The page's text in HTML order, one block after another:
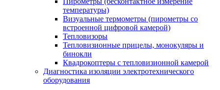
температуры)
Визуальные термометры (пирометры со
встроенной цифровой камерой)
Тепловизоры
Тепловизионные прицелы, монокуляры и
бинокли
Квадрокоптеры с тепловизионной камерой
Диагностика изоляции электротехнического
оборудования